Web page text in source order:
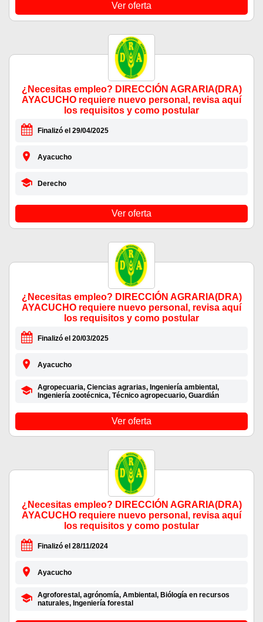
Ver oferta
¿Necesitas empleo? DIRECCIÓN AGRARIA(DRA)
AYACUCHO requiere nuevo personal, revisa aquí
los requisitos y como postular
Finalizó el 29/04/2025
Ayacucho
Derecho
Ver oferta
¿Necesitas empleo? DIRECCIÓN AGRARIA(DRA)
AYACUCHO requiere nuevo personal, revisa aquí
los requisitos y como postular
Finalizó el 20/03/2025
Ayacucho
Agropecuaria, Ciencias agrarias, Ingeniería ambiental,
Ingeniería zootécnica, Técnico agropecuario, Guardián
Ver oferta
¿Necesitas empleo? DIRECCIÓN AGRARIA(DRA)
AYACUCHO requiere nuevo personal, revisa aquí
los requisitos y como postular
Finalizó el 28/11/2024
Ayacucho
Agroforestal, agrónomía, Ambiental, Biólogía en recursos
naturales, Ingeniería forestal